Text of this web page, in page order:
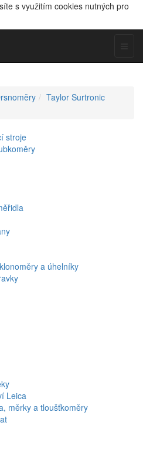
s využitím cookies nutných pro
Taylor Surtronic
stroje
a úhelníky
Leica
měrky a tloušťkoměry